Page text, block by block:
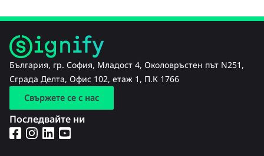
България, гр. София, Младост 4, Околовръстен път N251,
Сграда Делта, Офис 102, етаж 1, П.К 1766
Свържете се с нас
Последвайте ни